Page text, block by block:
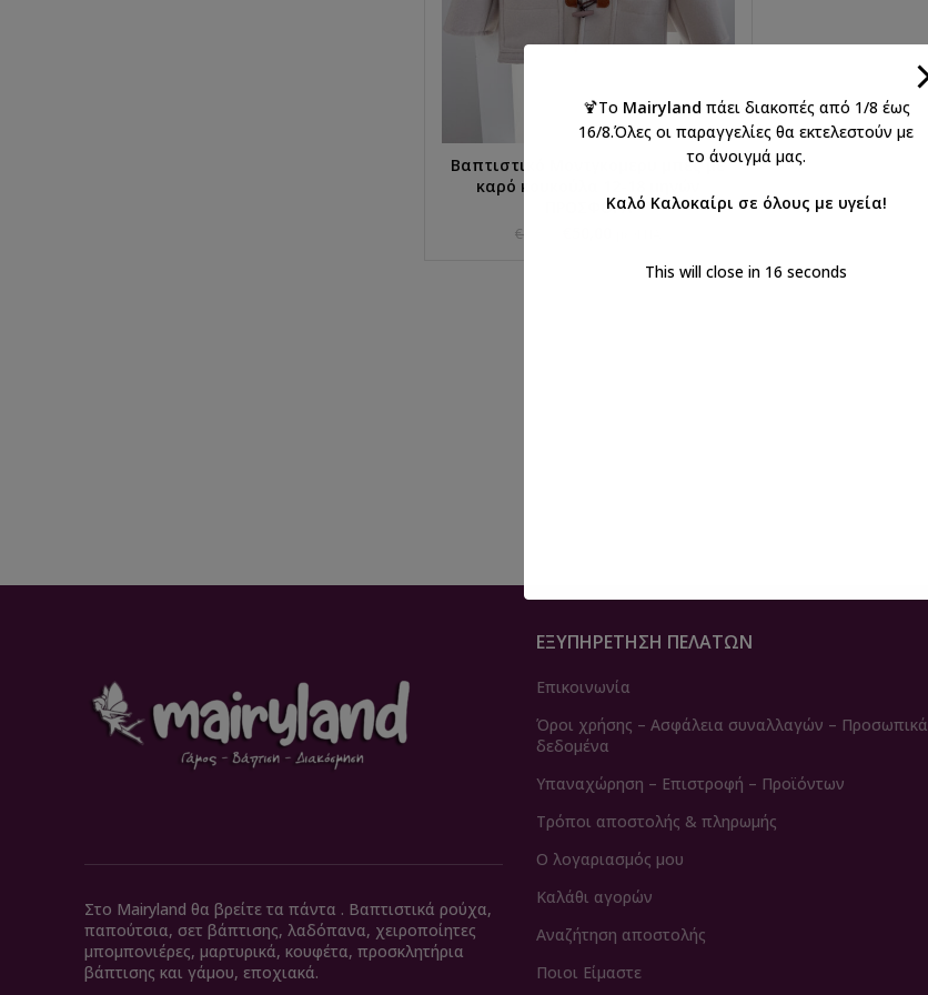
ΠΡΟΣΘΉΚΗ ΣΤΟ ΚΑΛΆΘΙ
Βαπτιστικό Μοντγκομερυ μπεζ με
καρό κουκούλα 12-18 μηνών
ΠΡΟΣΦΟΡΑ
€80,00
Στο Mairyland θα βρείτε τα πάντα . Βαπτιστικά ρούχα,
παπούτσια, σετ βάπτισης, λαδόπανα, χειροποίητες
μπομπονιέρες, μαρτυρικά, κουφέτα, προσκλητήρια
βάπτισης και γάμου, εποχιακά.
ΕΞΥΠΗΡΈΤΗΣΗ ΠΕΛΑΤΏΝ
Επικοινωνία
Όροι χρήσης – Ασφάλεια συναλλαγών – Προσωπικά
δεδομένα
Υπαναχώρηση – Επιστροφή – Προϊόντων
Τρόποι αποστολής & πληρωμής
Ο λογαριασμός μου
Καλάθι αγορών
Αναζήτηση αποστολής
Ποιοι Είμαστε
🍹Το Mairyland πάει διακοπές από 1/8 έως
16/8.Όλες οι παραγγελίες θα εκτελεστούν με
το άνοιγμά μας.
Καλό Καλοκαίρι σε όλους με υγεία!
This will close in 15 seconds